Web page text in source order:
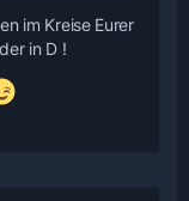
im Kreise Eurer
in D !